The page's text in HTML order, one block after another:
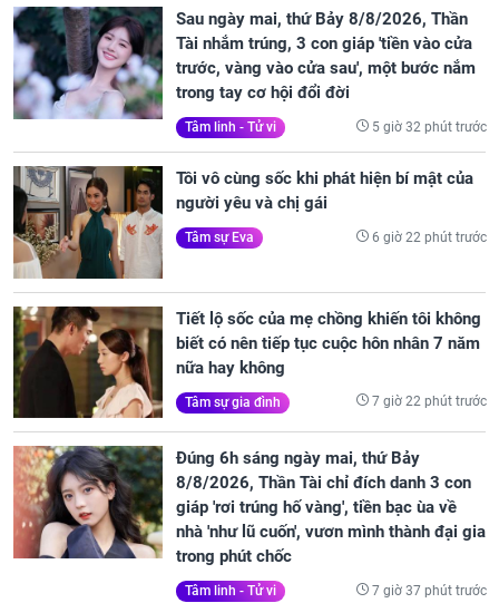
Sau ngày mai, thứ Bảy 8/8/2026, Thần
Tài nhắm trúng, 3 con giáp 'tiền vào cửa
trước, vàng vào cửa sau', một bước nắm
trong tay cơ hội đổi đời
Tâm linh - Tử vi 5 giờ 32 phút trước
Tôi vô cùng sốc khi phát hiện bí mật của
người yêu và chị gái
Tâm sự Eva 6 giờ 22 phút trước
Tiết lộ sốc của mẹ chồng khiến tôi không
biết có nên tiếp tục cuộc hôn nhân 7 năm
nữa hay không
Tâm sự gia đình 7 giờ 22 phút trước
Đúng 6h sáng ngày mai, thứ Bảy
8/8/2026, Thần Tài chỉ đích danh 3 con
giáp 'rơi trúng hố vàng', tiền bạc ùa về
nhà 'như lũ cuốn', vươn mình thành đại gia
trong phút chốc
Tâm linh - Tử vi 7 giờ 37 phút trước